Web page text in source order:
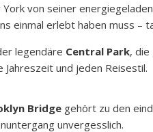
von seiner
einmal erlebt haben muss –
legendäre Central Park, die
und jeden Reisestil.
Bridge gehört zu den
unvergesslich.